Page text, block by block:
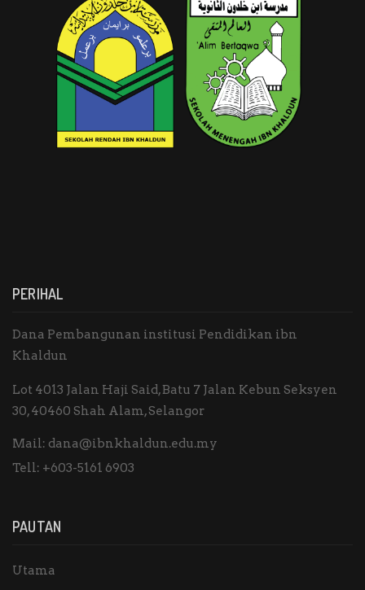
PERIHAL
Dana Pembangunan institusi Pendidikan ibn
Khaldun
Lot 4013 Jalan Haji Said, Batu 7 Jalan Kebun Seksyen
30, 40460 Shah Alam, Selangor
Mail: dana@ibnkhaldun.edu.my
Tell: +603-5161 6903
PAUTAN
Utama